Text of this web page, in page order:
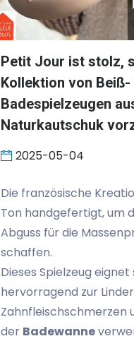
Petit Jour ist stolz,
Kollektion von Beiß-
Badespielzeugen
Naturkautschuk
2025-05-04
Die französische
Ton handgefertigt, um
Abguss für die
schaffen.
Dieses Spielzeug eignet
hervorragend zur
Zahnfleischschmerzen
der Badewanne